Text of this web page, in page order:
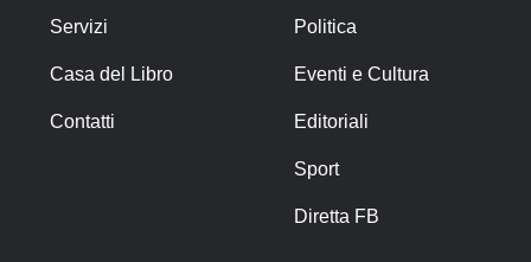
Servizi
Casa del Libro
Contatti
Politica
Eventi e Cultura
Editoriali
Sport
Diretta FB